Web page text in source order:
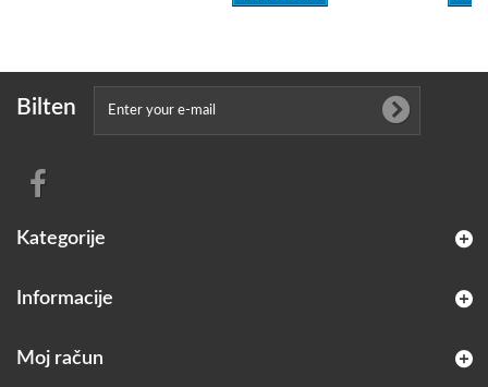
Bilten
Kategorije
Informacije
Moj račun